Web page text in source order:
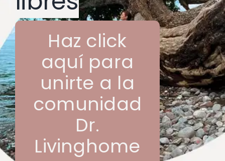
Haz click
aquí para
unirte a la
comunidad
Dr.
Livinghome